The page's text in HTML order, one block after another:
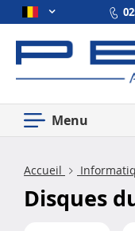
Menu
Accueil
Disques